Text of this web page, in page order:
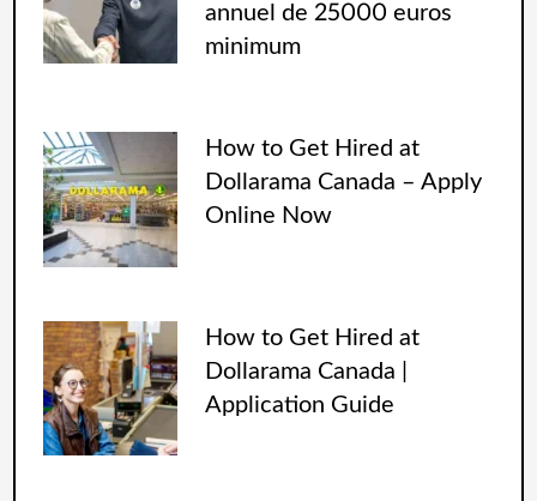
annuel de 25000 euros
minimum
How to Get Hired at
Dollarama Canada – Apply
Online Now
How to Get Hired at
Dollarama Canada |
Application Guide